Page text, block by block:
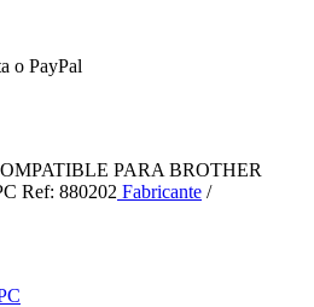
o PayPal
PARA BROTHER
Ref: 880202 Fabricante /